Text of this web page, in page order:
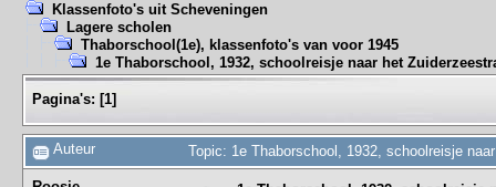
Klassenfoto's uit Scheveningen
Lagere scholen
Thaborschool(1e), klassenfoto's van voor 1945
1e Thaborschool, 1932, schoolreisje naar het
Pagina's: [1]
Auteur Topic: 1e Thaborschool, 1932, schoolreisje